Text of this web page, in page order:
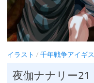
イラスト / 千年戦争アイギス
夜伽ナナリー21